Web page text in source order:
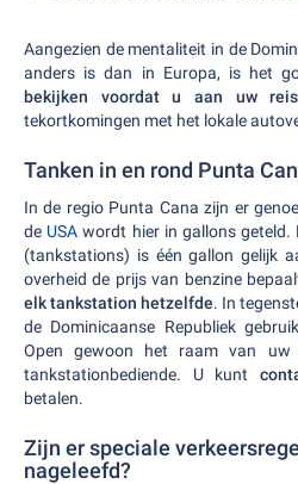
Aangezien de mentaliteit in de
anders is dan in Europa, is het
bekijken voordat u aan uw
tekortkomingen met het lokale
Tanken in en rond Punta
In de regio Punta Cana zijn er
de USAwordt hier in gallons geteld.
(tankstations) is één gallon gelijk
overheid de prijs van benzine
elk tankstation hetzelfde. In
de Dominicaanse Republiek
Open gewoon het raam van
tankstationbediende. U kunt
betalen.
Zijn er speciale
nageleefd?